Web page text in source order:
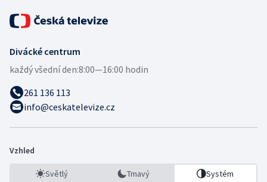
Divácké centrum
každý všední den:8:00—16:00 hodin
261 136 113
info@ceskatelevize.cz
Vzhled
Světlý Tmavý Systém